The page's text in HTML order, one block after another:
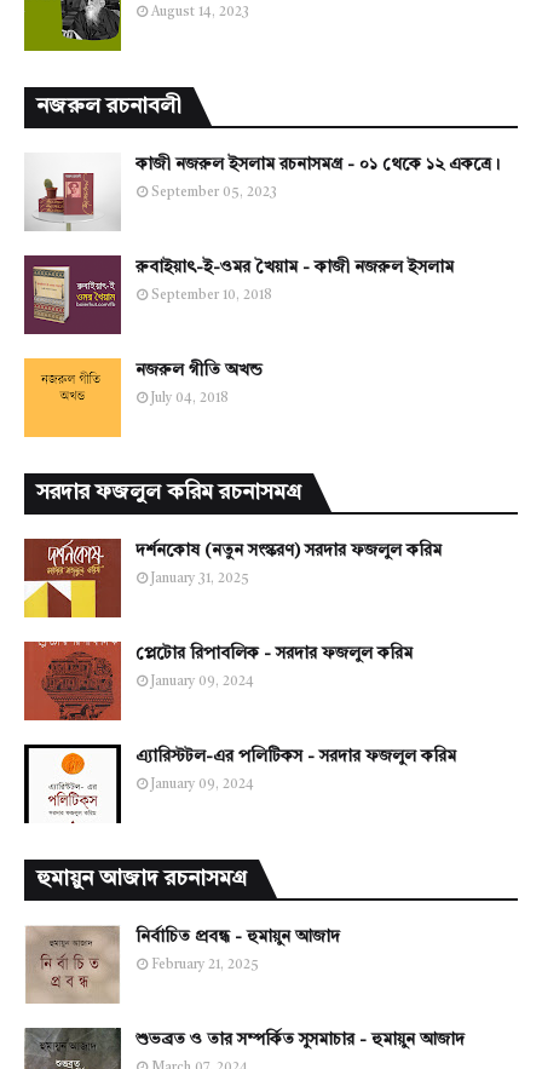
August 14, 2023
নজরুল রচনাবলী
কাজী নজরুল ইসলাম রচনাসমগ্র - ০১ থেকে ১২ একত্রে।
September 05, 2023
রুবাইয়াৎ-ই-ওমর খৈয়াম - কাজী নজরুল ইসলাম
September 10, 2018
নজরুল গীতি অখন্ড
July 04, 2018
সরদার ফজলুল করিম রচনাসমগ্র
দর্শনকোষ (নতুন সংস্করণ) সরদার ফজলুল করিম
January 31, 2025
প্লেটোর রিপাবলিক - সরদার ফজলুল করিম
January 09, 2024
এ্যারিস্টটল-এর পলিটিকস - সরদার ফজলুল করিম
January 09, 2024
হুমায়ুন আজাদ রচনাসমগ্র
নির্বাচিত প্রবন্ধ - হুমায়ুন আজাদ
February 21, 2025
শুভব্রত ও তার সম্পর্কিত সুসমাচার - হুমায়ুন আজাদ